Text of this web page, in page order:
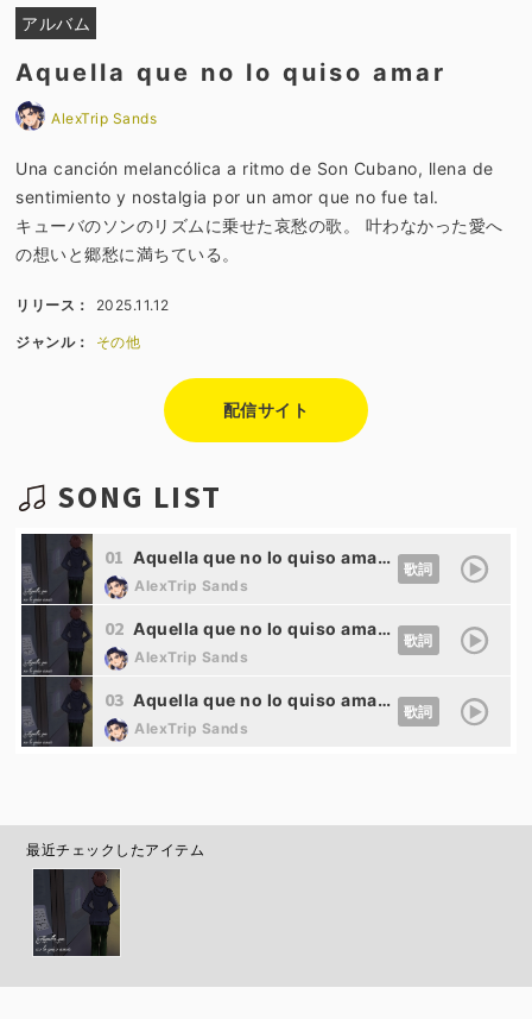
アルバム
Aquella que no lo quiso amar
AlexTrip Sands
Una canción melancólica a ritmo de Son Cubano, llena de
sentimiento y nostalgia por un amor que no fue tal.
キューバのソンのリズムに乗せた哀愁の歌。 叶わなかった愛へ
の想いと郷愁に満ちている。
リリース： 2025.11.12
ジャンル： その他
配信サイト
SONG LIST
01 Aquella que no lo quiso amar (Versión V4) (feat. 猫村いろは&氷山キヨテル&宮舞モカ&重音テト)
AlexTrip Sands
歌詞
02 Aquella que no lo quiso amar (Versión SV2) (feat. 猫村いろは&氷山キヨテル&宮舞モカ&重音テト)
AlexTrip Sands
歌詞
03 Aquella que no lo quiso amar (Instrumental) (feat. 猫村いろは&氷山キヨテル&宮舞モカ&重音テト)
AlexTrip Sands
歌詞
最近チェックしたアイテム